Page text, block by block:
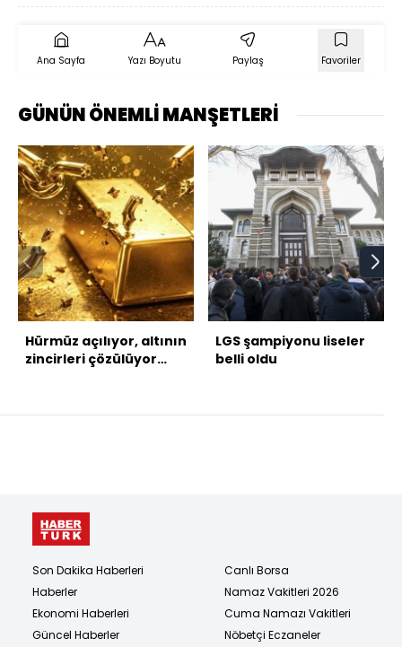
Ana Sayfa Yazı Boyutu Paylaş Favoriler
GÜNÜN ÖNEMLİ MANŞETLERİ
Hürmüz açılıyor, altının
zincirleri çözülüyor
LGS şampiyonu liseler
belli oldu
Son Dakika Haberleri
Haberler
Ekonomi Haberleri
Güncel Haberler
Canlı Borsa
Namaz Vakitleri 2026
Cuma Namazı Vakitleri
Nöbetçi Eczaneler